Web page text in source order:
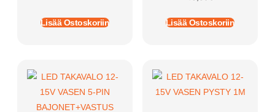
Lisää Ostoskoriin Lisää Ostoskoriin